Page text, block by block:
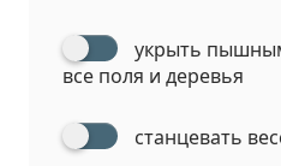
укрыть
все поля и деревья
станцевать